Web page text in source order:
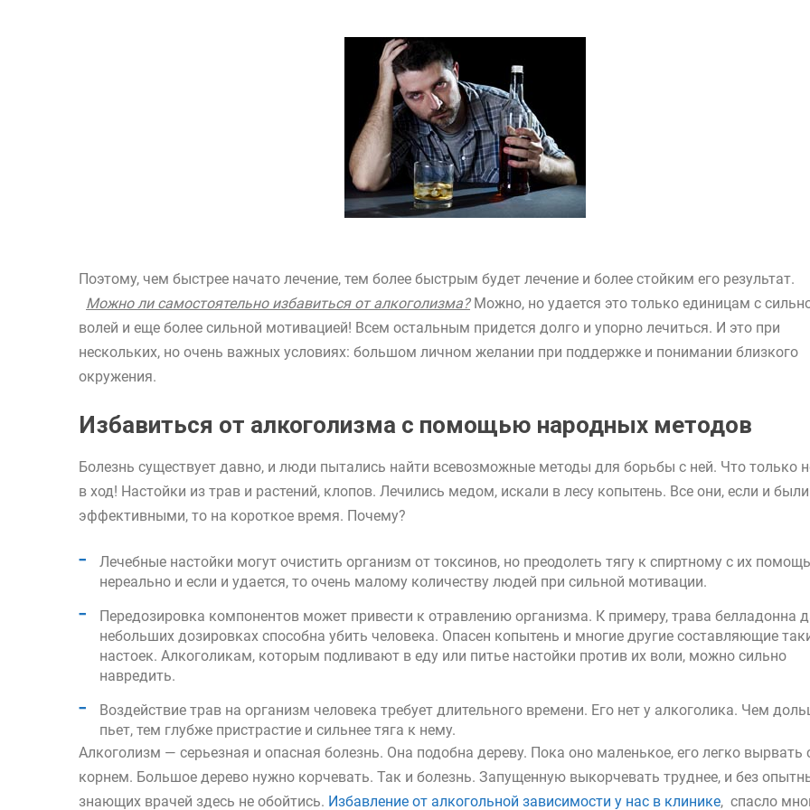
Поэтому, чем быстрее начато лечение, тем более быстрым будет лечение и более стойким его результат.
Можно ли самостоятельно избавиться от алкоголизма?Можно, но удается это только единицам с
волей и еще более сильной мотивацией! Всем остальным придется долго и упорно лечиться. И это при
нескольких, но очень важных условиях: большом личном желании при поддержке и понимании близкого
окружения.
Избавиться от алкоголизма с помощью народных методов
Болезнь существует давно, и люди пытались найти всевозможные методы для борьбы с ней. Что только
в ход! Настойки из трав и растений, клопов. Лечились медом, искали в лесу копытень. Все они, если и были
эффективными, то на короткое время. Почему?
Лечебные настойки могут очистить организм от токсинов, но преодолеть тягу к спиртному с их
нереально и если и удается, то очень малому количеству людей при сильной мотивации.
Передозировка компонентов может привести к отравлению организма. К примеру, трава белладонна
небольших дозировках способна убить человека. Опасен копытень и многие другие составляющие
настоек. Алкоголикам, которым подливают в еду или питье настойки против их воли, можно сильно
навредить.
Воздействие трав на организм человека требует длительного времени. Его нет у алкоголика. Чем
пьет, тем глубже пристрастие и сильнее тяга к нему.
Алкоголизм — серьезная и опасная болезнь. Она подобна дереву. Пока оно маленькое, его легко вырвать
корнем. Большое дерево нужно корчевать. Так и болезнь. Запущенную выкорчевать труднее, и без
знающих врачей здесь не обойтись. Избавление от алкогольной зависимости у нас в клинике, спасло